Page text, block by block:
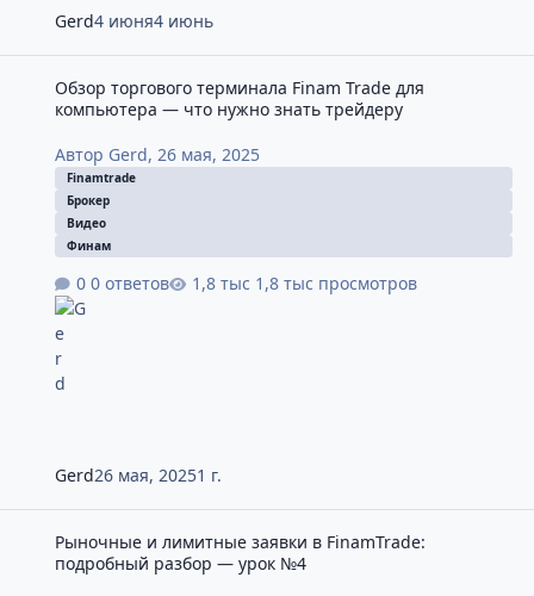
Gerd4 июня4 июнь
Обзор торгового терминала Finam Trade для
компьютера — что нужно знать трейдеру
Автор Gerd,26 мая, 2025
Finamtrade
Брокер
Видео
Финам
0 ответов 1,8 тыс просмотров
Gerd26 мая, 20251 г.
Рыночные и лимитные заявки в FinamTrade:
подробный разбор — урок №4